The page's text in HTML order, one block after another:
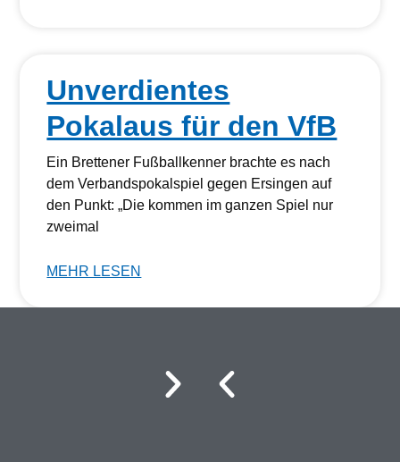
Unverdientes
Pokalaus für den VfB
Ein Brettener Fußballkenner brachte es nach
dem Verbandspokalspiel gegen Ersingen auf
den Punkt: „Die kommen im ganzen Spiel nur
zweimal
MEHR LESEN